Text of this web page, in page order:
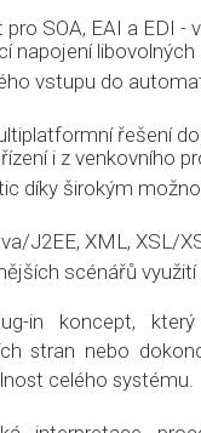
SOA, EAI a EDI
napojení
vstupu do
řešení
i z venkovního
díky širokým
J2EE, XML, XSL/
scénářů
in koncept,
stran nebo
celého systému.